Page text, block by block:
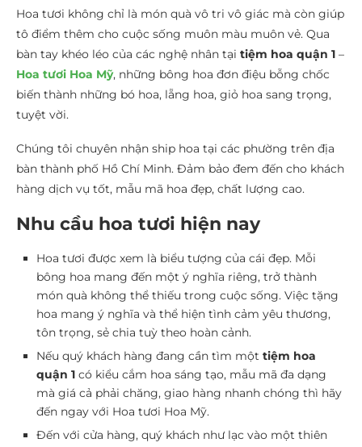
Hoa tươi không chỉ là món quà vô tri vô giác mà còn giúp
tô điểm thêm cho cuộc sống muôn màu muôn vẻ. Qua
bàn tay khéo léo của các nghệ nhân tại tiệm hoa quận 1 –
Hoa tươi Hoa Mỹ, những bông hoa đơn điệu bỗng chốc
biến thành những bó hoa, lẵng hoa, giỏ hoa sang trọng,
tuyệt vời.
Chúng tôi chuyên nhận ship hoa tại các phường trên địa
bàn thành phố Hồ Chí Minh. Đảm bảo đem đến cho khách
hàng dịch vụ tốt, mẫu mã hoa đẹp, chất lượng cao.
Nhu cầu hoa tươi hiện nay
Hoa tươi được xem là biểu tượng của cái đẹp. Mỗi
bông hoa mang đến một ý nghĩa riêng, trở thành
món quà không thể thiếu trong cuộc sống. Việc tặng
hoa mang ý nghĩa và thể hiện tình cảm yêu thương,
tôn trọng, sẻ chia tuỳ theo hoàn cảnh.
Nếu quý khách hàng đang cần tìm một tiệm hoa
quận 1 có kiểu cắm hoa sáng tạo, mẫu mã đa dạng
mà giá cả phải chăng, giao hàng nhanh chóng thì hãy
đến ngay với Hoa tươi Hoa Mỹ.
Đến với cửa hàng, quý khách như lạc vào một thiên